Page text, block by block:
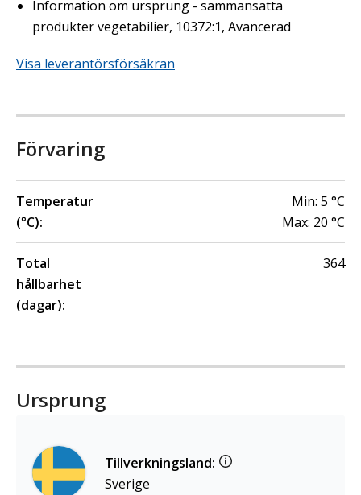
Information om ursprung - sammansatta
produkter vegetabilier, 10372:1, Avancerad
Visa leverantörsförsäkran
Förvaring
Temperatur
(°C):
Min: 5 °C
Max: 20 °C
Total
hållbarhet
(dagar):
364
Ursprung
Tillverkningsland:
Sverige